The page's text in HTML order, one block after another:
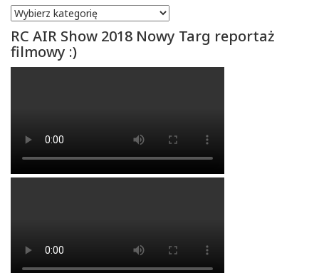
RC AIR Show 2018 Nowy Targ reportaż
filmowy :)